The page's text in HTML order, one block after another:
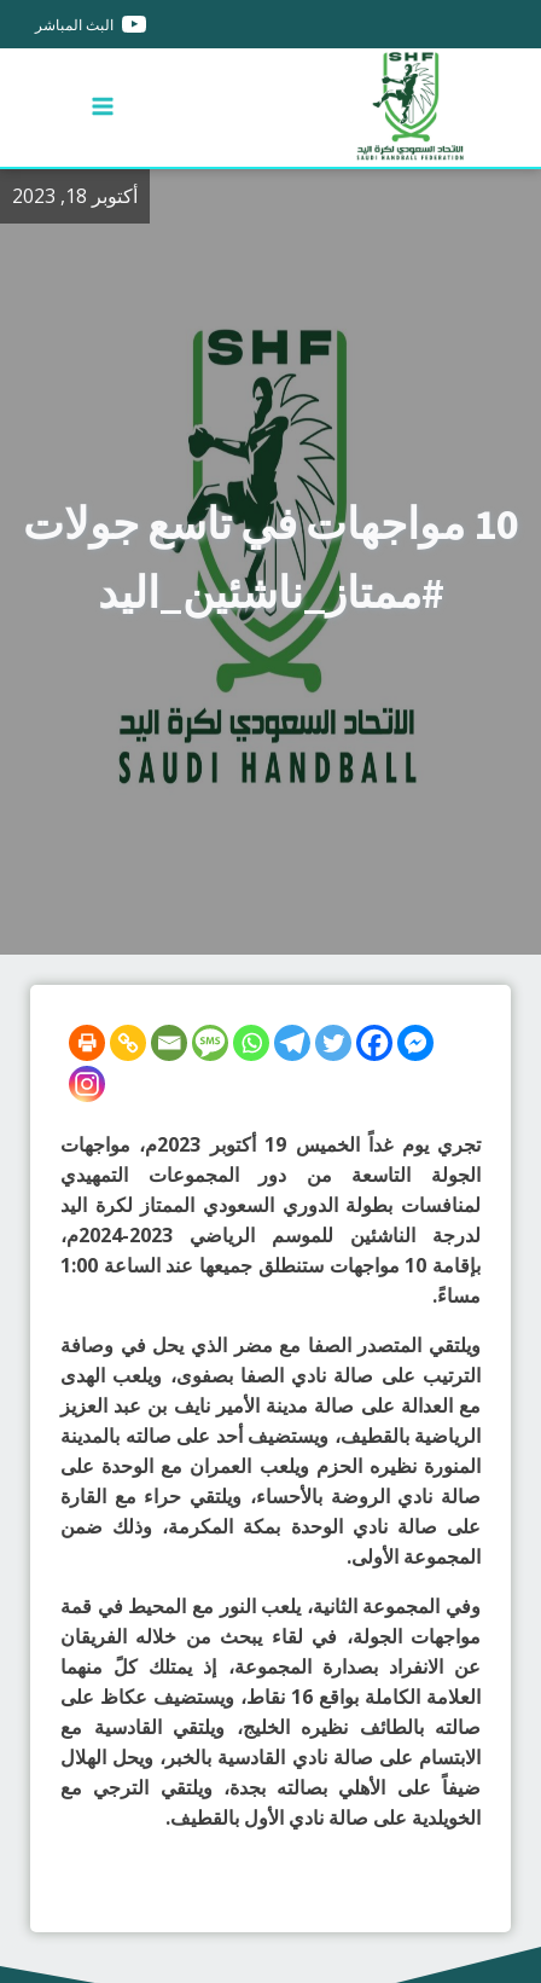
البث المباشر
أكتوبر 18, 2023
10 مواجهات في تاسع جولات
#ممتاز_ناشئين_اليد
تجري يوم غداً الخميس 19 أكتوبر 2023م، مواجهات
الجولة التاسعة من دور المجموعات التمهيدي
لمنافسات بطولة الدوري السعودي الممتاز لكرة اليد
لدرجة الناشئين للموسم الرياضي 2023-2024م،
بإقامة 10 مواجهات ستنطلق جميعها عند الساعة 1:00
مساءً.
ويلتقي المتصدر الصفا مع مضر الذي يحل في وصافة
الترتيب على صالة نادي الصفا بصفوى، ويلعب الهدى
مع العدالة على صالة مدينة الأمير نايف بن عبد العزيز
الرياضية بالقطيف، ويستضيف أحد على صالته بالمدينة
المنورة نظيره الحزم ويلعب العمران مع الوحدة على
صالة نادي الروضة بالأحساء، ويلتقي حراء مع القارة
على صالة نادي الوحدة بمكة المكرمة، وذلك ضمن
المجموعة الأولى.
وفي المجموعة الثانية، يلعب النور مع المحيط في قمة
مواجهات الجولة، في لقاء يبحث من خلاله الفريقان
عن الانفراد بصدارة المجموعة، إذ يمتلك كلً منهما
العلامة الكاملة بواقع 16 نقاط، ويستضيف عكاظ على
صالته بالطائف نظيره الخليج، ويلتقي القادسية مع
الابتسام على صالة نادي القادسية بالخبر، ويحل الهلال
ضيفاً على الأهلي بصالته بجدة، ويلتقي الترجي مع
الخويلدية على صالة نادي الأول بالقطيف.